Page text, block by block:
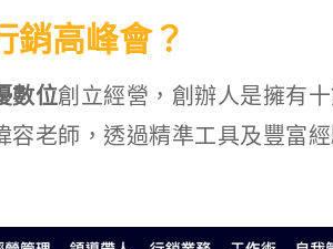
銷高峰會？
數位創立經營，創辦人是擁有
容老師，透過精準工具及豐富